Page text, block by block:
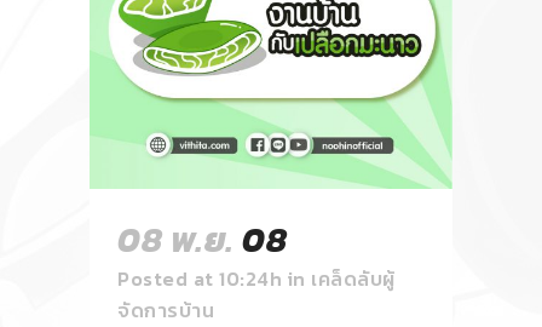
08 พ.ย. 08
Posted at 10:24h in เคล็ดลับผู้
จัดการบ้าน